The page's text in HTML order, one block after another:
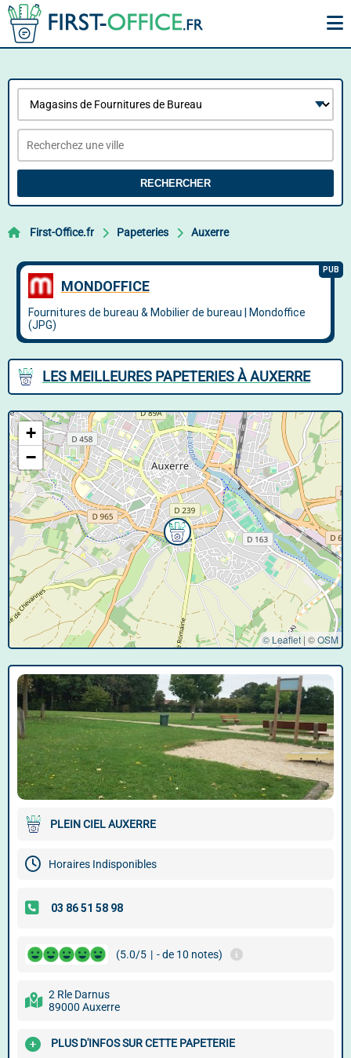
RECHERCHER
First-Office.fr Papeteries Auxerre
LES MEILLEURES PAPETERIES À AUXERRE
+
−
© Leaflet | ©OSM
PLEIN CIEL AUXERRE
Horaires Indisponibles
(5.0/5 | - de 10 notes)
2 Rle Darnus
89000 Auxerre
PLUS D'INFOS SUR CETTE PAPETERIE